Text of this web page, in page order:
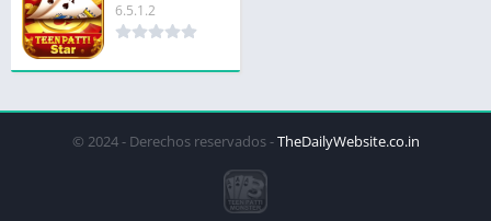
6.5.1.2
© 2024 - Derechos reservados -TheDailyWebsite.co.in